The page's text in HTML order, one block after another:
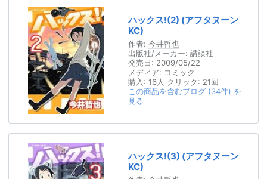
ハックス!(2) (アフタヌーン
KC)
作者: 今井哲也
出版社/メーカー: 講談社
発売日: 2009/05/22
メディア: コミック
購入 : 16人 クリック: 21回
この商品を含むブログ (34件) を
見る
ハックス!(3) (アフタヌーン
KC)